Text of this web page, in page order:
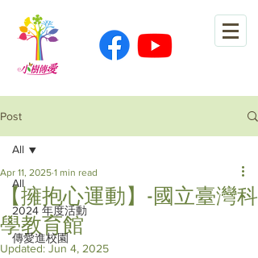
Post
All
2024 年度活動
傳愛進校園
All
【擁抱心運動】-國立臺灣科
學教育館
Apr 11, 2025 1 min read
Updated: Jun 4, 2025